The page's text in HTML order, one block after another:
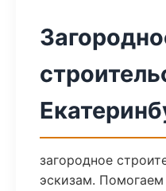
загородное
эскизам.